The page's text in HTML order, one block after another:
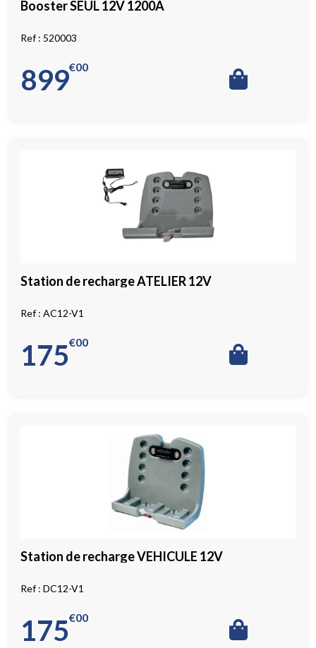
Booster SEUL 12V 1200A
520003
899 00
€
Station de recharge ATELIER 12V
AC12-V1
175 00
€
Station de recharge VEHICULE 12V
DC12-V1
175 00
€